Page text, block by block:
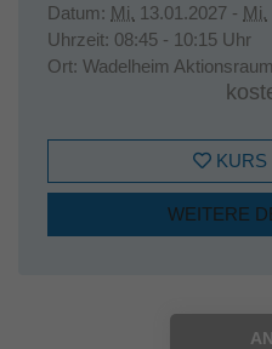
Datum: Mi. 13.01.2027 - Mi.
Uhrzeit: 08:45 - 10:15 Uhr
Ort: Wadelheim Aktionsraum
KURS
WEITERE